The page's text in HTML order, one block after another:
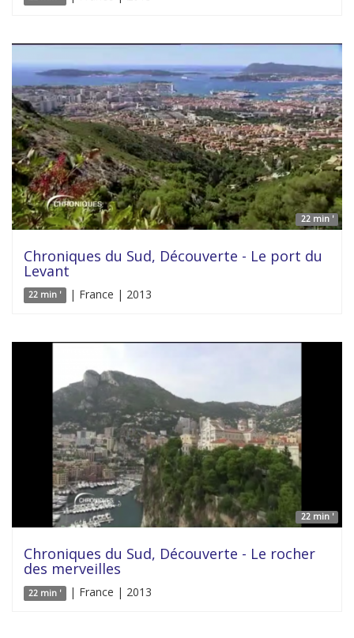
22 min '
Chroniques du Sud, Découverte - Le port du
Levant
22 min ' | France | 2013
22 min '
Chroniques du Sud, Découverte - Le rocher
des merveilles
22 min ' | France | 2013